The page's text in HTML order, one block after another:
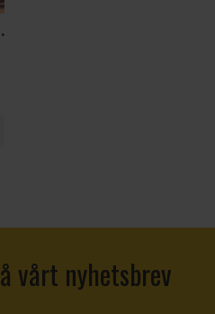
Vol 7
vårt nyhetsbrev